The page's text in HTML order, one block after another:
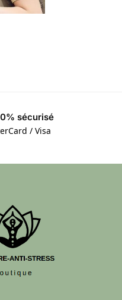
sécurisé
/ Visa